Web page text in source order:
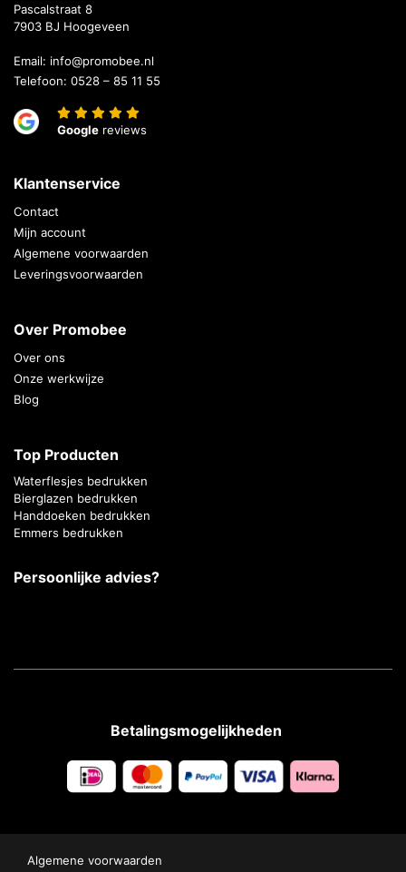
Pascalstraat 8
7903 BJ Hoogeveen
Email: info@promobee.nl
Telefoon: 0528 – 85 11 55
Google reviews
Klantenservice
Contact
Mijn account
Algemene voorwaarden
Leveringsvoorwaarden
Over Promobee
Over ons
Onze werkwijze
Blog
Top Producten
Waterflesjes bedrukken
Bierglazen bedrukken
Handdoeken bedrukken
Emmers bedrukken
Persoonlijke advies?
Betalingsmogelijkheden
Algemene voorwaarden